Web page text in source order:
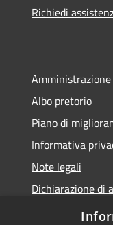
Richiedi
Albo pretorio
Piano di
Informativa
Note legali
Dichiarazione di
Obiettivi di